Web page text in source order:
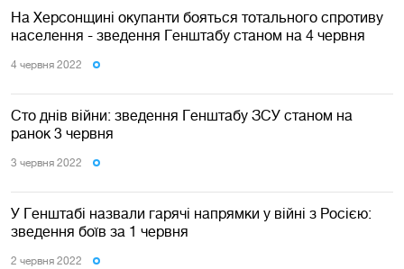
На Херсонщині окупанти бояться тотального спротиву
населення - зведення Генштабу станом на 4 червня
4 червня 2022
Сто днів війни: зведення Генштабу ЗСУ станом на
ранок 3 червня
3 червня 2022
У Генштабі назвали гарячі напрямки у війні з Росією:
зведення боїв за 1 червня
2 червня 2022